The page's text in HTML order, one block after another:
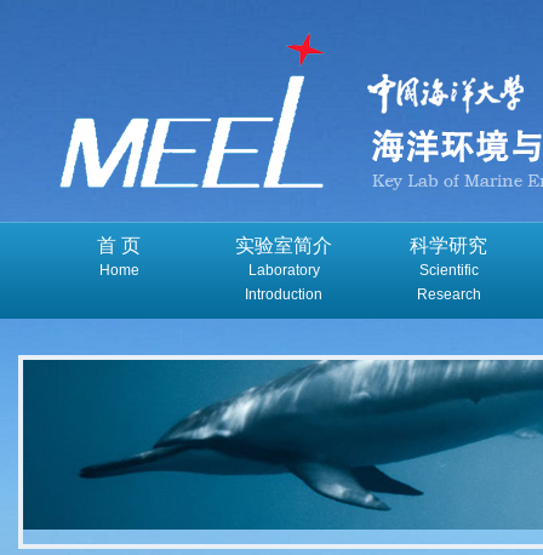
首 页
Home
实验室简介
Laboratory
Introduction
科学研究
Scientific
Research